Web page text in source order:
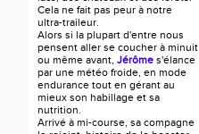
Cela ne fait pas peur à notre
ultra-traileur.
Alors si la plupart d'entre nous
pensent aller se coucher à minuit
ou même avant, Jérôme s'élance
par une météo froide, en mode
endurance tout en gérant au
mieux son habillage et sa
nutrition.
Arrivé à mi-course, sa compagne